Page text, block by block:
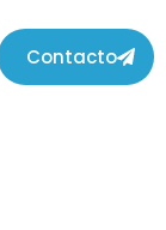
Contacto